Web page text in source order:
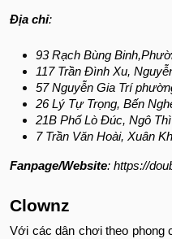
Địa chỉ:
93 Rạch Bùng
117 Trần Đình Xu,
57 Nguyễn Gia Trí
26 Lý Tự Trọng, Bến
21B Phố Lò Đúc, Ngô
7 Trần Văn Hoài, Xuân
Fanpage/Website: https://
Clownz
Với các dân chơi theo phong